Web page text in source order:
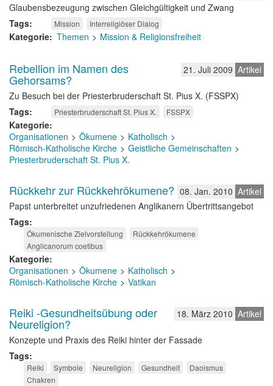
Glaubensbezeugung zwischen Gleichgültigkeit und Zwang
Tags
Mission Interreligiöser Dialog
Kategorie Themen Mission & Religionsfreiheit
Artikel
21. Juli 2009
Rebellion im Namen des
Gehorsams?
Zu Besuch bei der Priesterbruderschaft St. Pius X. (FSSPX)
Tags
Priesterbruderschaft St. Pius X. FSSPX
Kategorie
Organisationen
Ökumene
Katholisch
Römisch-Katholische Kirche
Geistliche Gemeinschaften
Priesterbruderschaft St. Pius X.
Artikel
08. Jan. 2010
Rückkehr zur Rückkehrökumene?
Papst unterbreitet unzufriedenen Anglikanern Übertrittsangebot
Tags
Ökumenische Zielvorstellung
Rückkehrökumene
Anglicanorum coetibus
Kategorie
Organisationen
Ökumene
Katholisch
Römisch-Katholische Kirche
Vatikan
Artikel
18. März 2010
Reiki -Gesundheitsübung oder
Neureligion?
Konzepte und Praxis des Reiki hinter der Fassade
Tags
Reiki Symbole Neureligion Gesundheit
Daoismus
Chakren